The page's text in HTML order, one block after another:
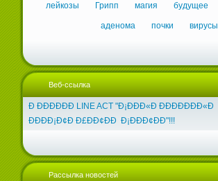
лейкозы Грипп магия будущее
аденома почки вирусы
Веб-ссылка
Ð ÐÐÐÐÐÐ LINE ACT "Ð¡ÐÐÐ«Ð ÐÐÐÐÐÐÐ«Ð
ÐÐÐÐ¡Ð¢Ð Ð£ÐÐ¢ÐÐ Ð¡ÐÐÐ¢ÐÐ"!!!
Рассылка новостей